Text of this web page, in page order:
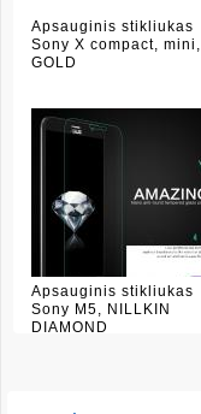
Apsauginis stikliukas
Sony X compact, mini,
GOLD
Apsauginis stikliukas
Sony M5, NILLKIN
DIAMOND